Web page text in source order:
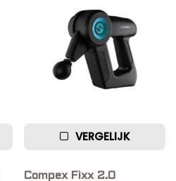
VERGELIJK
Compex Fixx 2.0